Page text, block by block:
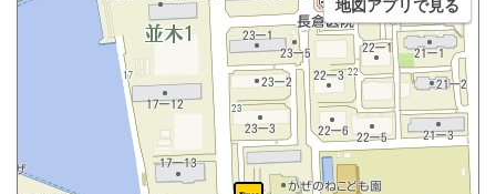
地図アプリで見る